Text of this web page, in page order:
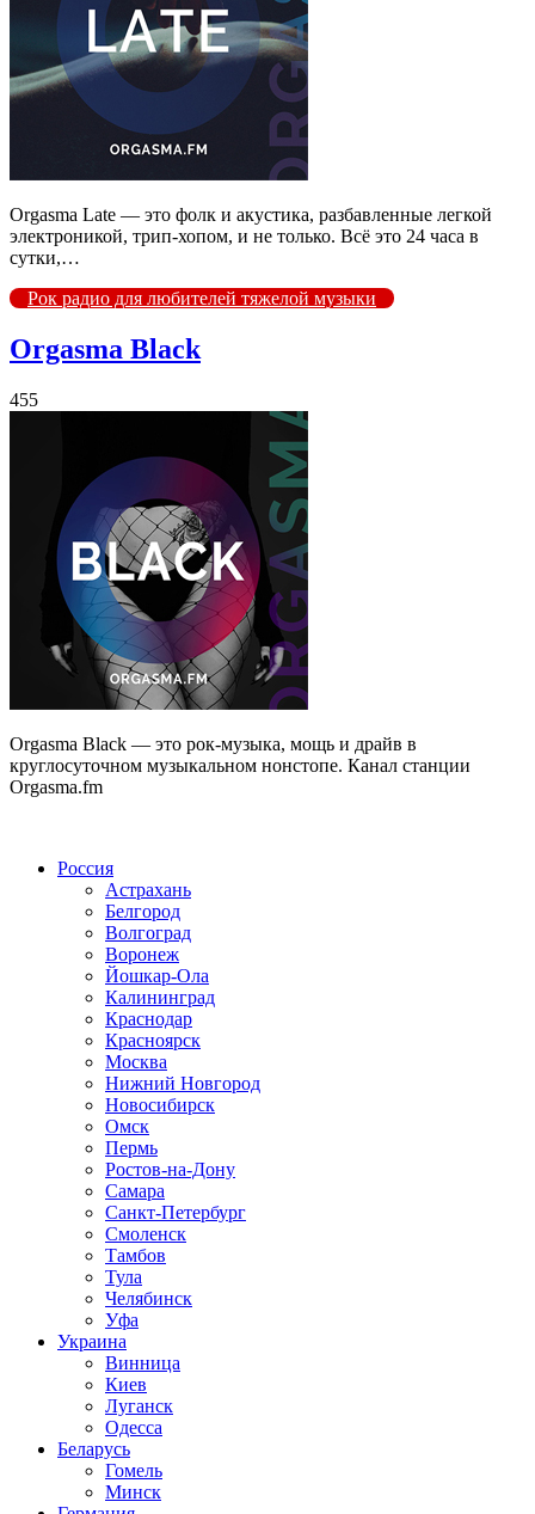
Orgasma Late — это фолк и акустика, разбавленные легкой
электроникой, трип-хопом, и не только. Всё это 24 часа в
сутки,…
Рок радио для любителей тяжелой музыки
Orgasma Black
455
Orgasma Black — это рок-музыка, мощь и драйв в
круглосуточном музыкальном нонстопе. Канал станции
Orgasma.fm
Россия
Астрахань
Белгород
Волгоград
Воронеж
Йошкар-Ола
Калининград
Краснодар
Красноярск
Москва
Нижний Новгород
Новосибирск
Омск
Пермь
Ростов-на-Дону
Самара
Санкт-Петербург
Смоленск
Тамбов
Тула
Челябинск
Уфа
Украина
Винница
Киев
Луганск
Одесса
Беларусь
Гомель
Минск